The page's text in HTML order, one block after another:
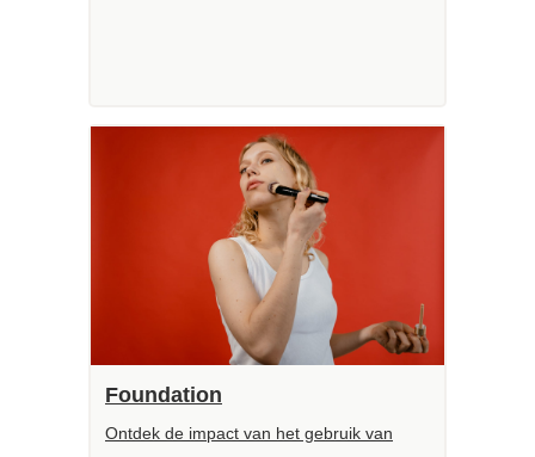
Foundation
Ontdek de impact van het gebruik van